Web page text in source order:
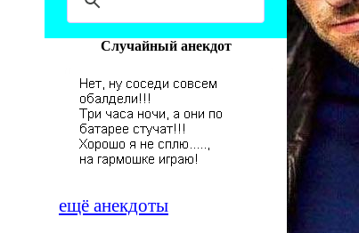
Случайный анекдот
ещё анекдоты